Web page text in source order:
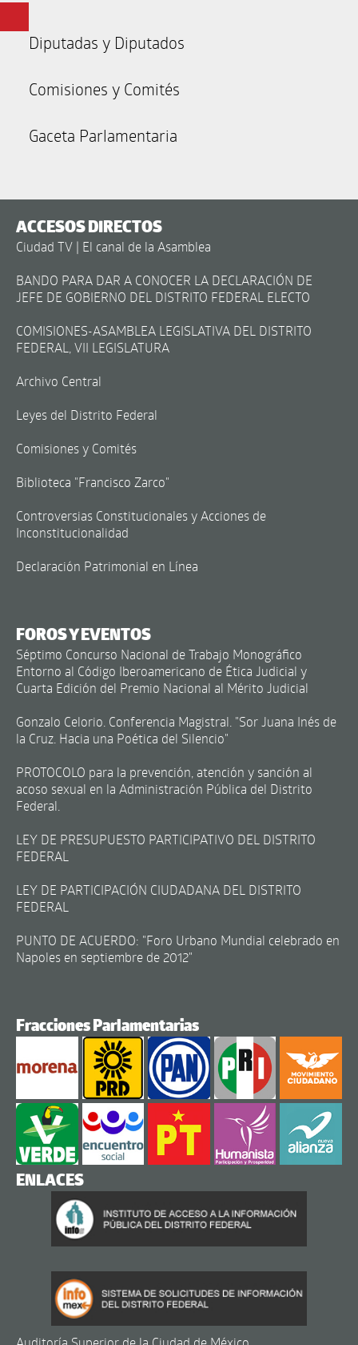
Diputadas y Diputados
Comisiones y Comités
Gaceta Parlamentaria
ACCESOS DIRECTOS
Ciudad TV | El canal de la Asamblea
BANDO PARA DAR A CONOCER LA DECLARACIÓN DE
JEFE DE GOBIERNO DEL DISTRITO FEDERAL ELECTO
COMISIONES-ASAMBLEA LEGISLATIVA DEL DISTRITO
FEDERAL, VII LEGISLATURA
Archivo Central
Leyes del Distrito Federal
Comisiones y Comités
Biblioteca "Francisco Zarco"
Controversias Constitucionales y Acciones de
Inconstitucionalidad
Declaración Patrimonial en Línea
FOROS Y EVENTOS
Séptimo Concurso Nacional de Trabajo Monográfico
Entorno al Código Iberoamericano de Ética Judicial y
Cuarta Edición del Premio Nacional al Mérito Judicial
Gonzalo Celorio. Conferencia Magistral. "Sor Juana Inés de
la Cruz. Hacia una Poética del Silencio"
PROTOCOLO para la prevención, atención y sanción al
acoso sexual en la Administración Pública del Distrito
Federal.
LEY DE PRESUPUESTO PARTICIPATIVO DEL DISTRITO
FEDERAL
LEY DE PARTICIPACIÓN CIUDADANA DEL DISTRITO
FEDERAL
PUNTO DE ACUERDO: "Foro Urbano Mundial celebrado en
Napoles en septiembre de 2012"
Fracciones Parlamentarias
ENLACES